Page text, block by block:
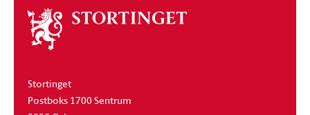
Om
stortinget
Stortinget
Postboks 1700 Sentrum